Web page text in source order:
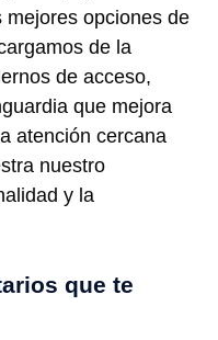
mejores opciones de
de la
de acceso,
que mejora
atención cercana
nuestro
y la
que te